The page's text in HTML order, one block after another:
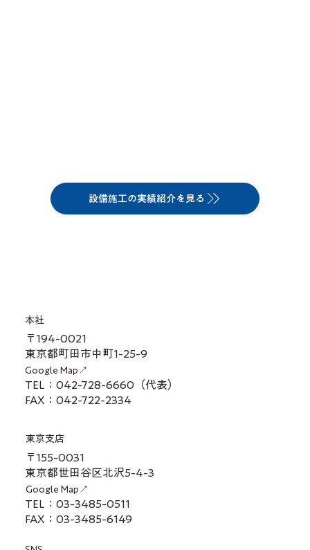
設備施工の実績紹介を見る
本社
〒194-0021
東京都町田市中町1-25-9
Google Map↗
TEL：042-728-6660（代表）
FAX：042-722-2334
東京支店
〒155-0031
東京都世田谷区北沢5-4-3
Google Map↗
TEL：03-3485-0511
FAX：03-3485-6149